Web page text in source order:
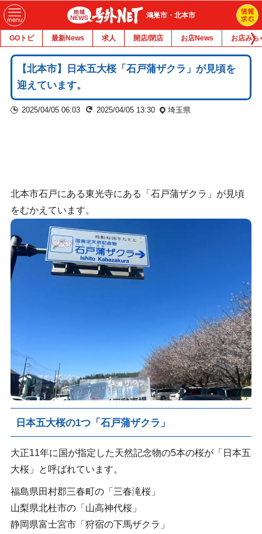
鴻巣市・北本市
GOトピ 最新News 求人 開店/閉店 お店News お店みち
【北本市】日本五大桜「石戸蒲ザクラ」が見頃を
迎えています。
2025/04/05 06:03 2025/04/05 13:30 埼玉県
北本市石戸にある東光寺にある「石戸蒲ザクラ」が見頃
をむかえています。
日本五大桜の1つ「石戸蒲ザクラ」
大正11年に国が指定した天然記念物の5本の桜が「日本五
大桜」と呼ばれています。
福島県田村郡三春町の「三春滝桜」
山梨県北杜市の「山高神代桜」
静岡県富士宮市「狩宿の下馬ザクラ」